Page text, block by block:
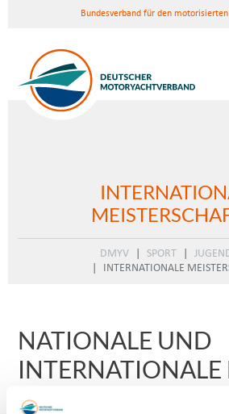
Bundesverband für den
DMYV SPORT
INTERNATIONALE
NATIONALE UND
INTERNATIONALE
IM